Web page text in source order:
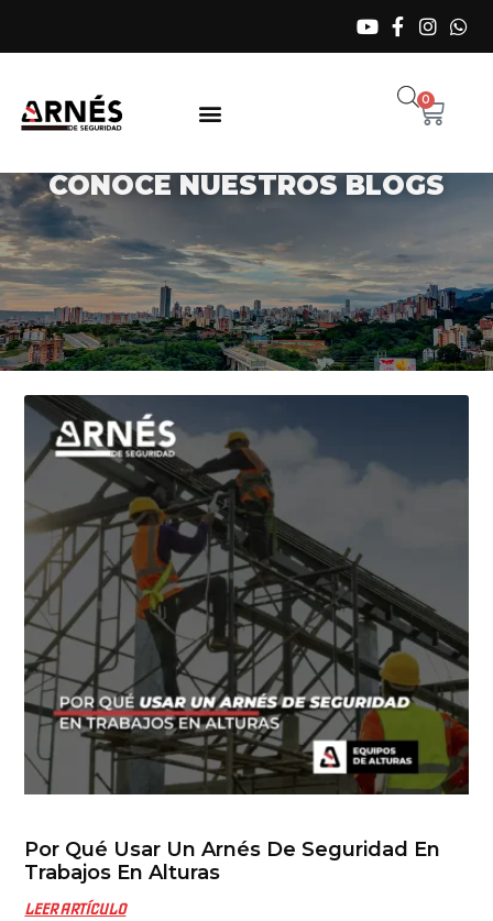
0
CONOCE NUESTROS BLOGS
Por Qué Usar Un Arnés De Seguridad En
Trabajos En Alturas
LEER ARTÍCULO